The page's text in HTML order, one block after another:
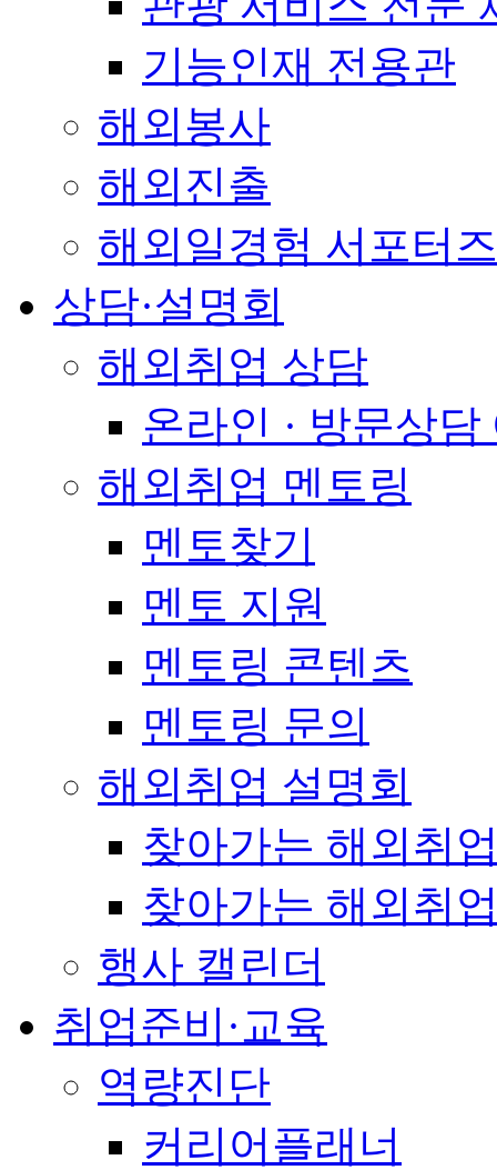
기능인재 전용관
해외봉사
해외진출
해외일경험 서포터
상담·설명회
해외취업 상담
온라인 · 방문상담
해외취업 멘토링
멘토찾기
멘토 지원
멘토링 콘텐츠
멘토링 문의
해외취업 설명회
찾아가는 해외취
찾아가는 해외취
행사 캘린더
취업준비·교육
역량진단
커리어플래너